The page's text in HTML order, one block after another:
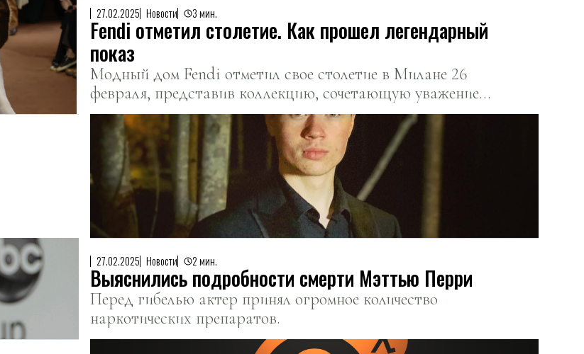
27.02.2025 Новости 3 мин.
Fendi отметил столетие. Как прошел легендарный
показ
Модный дом Fendi отметил свое столетие в Милане 26
февраля, представив коллекцию, сочетающую уважение к
наследию бренда и актуальные тренды 2025 года.
27.02.2025 Новости 2 мин.
Выяснились подробности смерти Мэттью Перри
Перед гибелью актер принял огромное количество
наркотических препаратов.